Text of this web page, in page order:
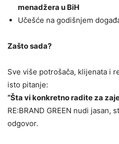
menadžera u BiH
Učešće na godišnjem
Zašto sada?
Sve više potrošača, klijenata i
isto pitanje:
“Šta vi konkretno radite za
RE:BRAND GREEN nudi jasan,
odgovor.